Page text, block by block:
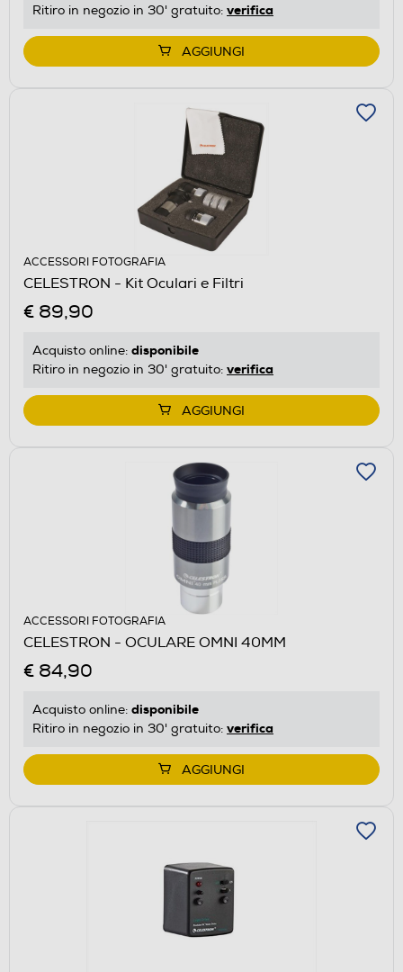
Ritiro in negozio in 30' gratuito: verifica
AGGIUNGI
ACCESSORI FOTOGRAFIA
CELESTRON - Kit Oculari e Filtri
€ 89,90
Acquisto online: disponibile
Ritiro in negozio in 30' gratuito: verifica
AGGIUNGI
ACCESSORI FOTOGRAFIA
CELESTRON - OCULARE OMNI 40MM
€ 84,90
Acquisto online: disponibile
Ritiro in negozio in 30' gratuito: verifica
AGGIUNGI